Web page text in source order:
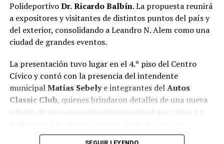
PolideportivoDr.Ricardo Balbín. La propuesta reunirá
a expositores y visitantes de distintos puntos del país y
del exterior, consolidando a Leandro N. Alem como una
ciudad de grandes eventos.
La presentación tuvo lugar en el 4.º piso del Centro
Cívico y contó con la presencia del intendente
municipalMatías Sebelye integrantes delAutos
Classic Club, quienes brindaron detalles de una nueva
edición de este encuentro internacional que volverá a
durante el fin de semana.